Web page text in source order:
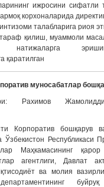
ижросини
корхоналарида
талабларига риоя
қилиш, муаммоли
натижаларга
қаратилган
муносабатлар
Рахимов
Корпоратив бошқарув
Ўзбекистон Республикаси
Маҳкамасининг
агентлиги, Давлат
ва молия